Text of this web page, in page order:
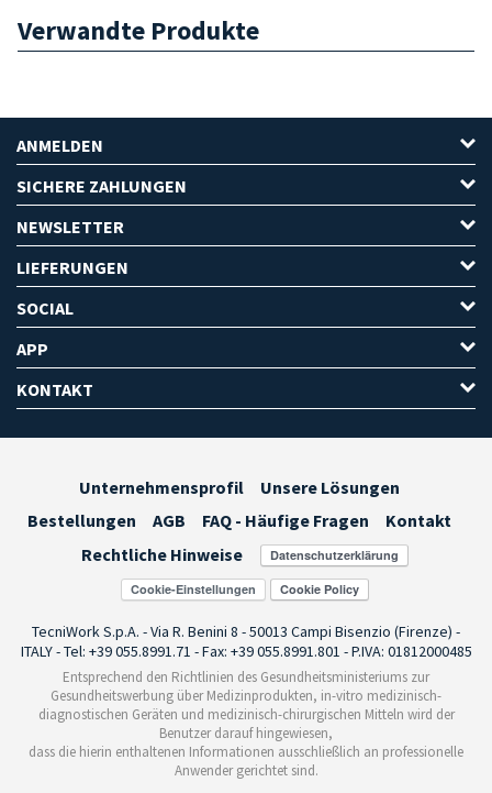
Verwandte Produkte
ANMELDEN
SICHERE ZAHLUNGEN
NEWSLETTER
LIEFERUNGEN
SOCIAL
APP
KONTAKT
Unternehmensprofil
Unsere Lösungen
Bestellungen
AGB FAQ - Häufige Fragen
Kontakt
Rechtliche Hinweise
Cookie-Einstellungen
TecniWork S.p.A. - Via R. Benini 8 - 50013 Campi Bisenzio (Firenze) -
ITALY - Tel: +39 055.8991.71 - Fax: +39 055.8991.801 - P.IVA: 01812000485
Entsprechend den Richtlinien des Gesundheitsministeriums zur
Gesundheitswerbung über Medizinprodukten, in-vitro medizinisch-
diagnostischen Geräten und medizinisch-chirurgischen Mitteln wird der
Benutzer darauf hingewiesen,
dass die hierin enthaltenen Informationen ausschließlich an professionelle
Anwender gerichtet sind.